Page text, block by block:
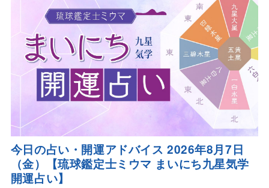
今日の占い・開運アドバイス 2026年8月7日
（金）【琉球鑑定士ミウマ まいにち九星気学
開運占い】